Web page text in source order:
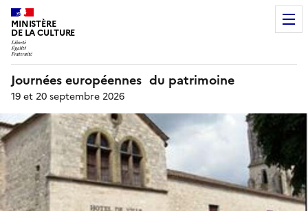
MINISTÈRE
DE LA CULTURE
Journées européennes du patrimoine
19 et 20 septembre 2026